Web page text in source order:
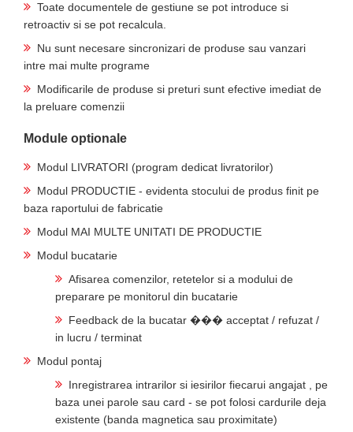
Toate documentele de gestiune se pot introduce si
retroactiv si se pot recalcula.
Nu sunt necesare sincronizari de produse sau vanzari
intre mai multe programe
Modificarile de produse si preturi sunt efective imediat de
la preluare comenzii
Module optionale
Modul LIVRATORI (program dedicat livratorilor)
Modul PRODUCTIE - evidenta stocului de produs finit pe
baza raportului de fabricatie
Modul MAI MULTE UNITATI DE PRODUCTIE
Modul bucatarie
Afisarea comenzilor, retetelor si a modului de
preparare pe monitorul din bucatarie
Feedback de la bucatar ��� acceptat / refuzat /
in lucru / terminat
Modul pontaj
Inregistrarea intrarilor si iesirilor fiecarui angajat , pe
baza unei parole sau card - se pot folosi cardurile deja
existente (banda magnetica sau proximitate)